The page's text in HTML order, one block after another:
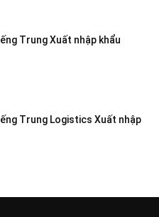
Trung Xuất nhập khẩu
Trung Logistics Xuất nhập